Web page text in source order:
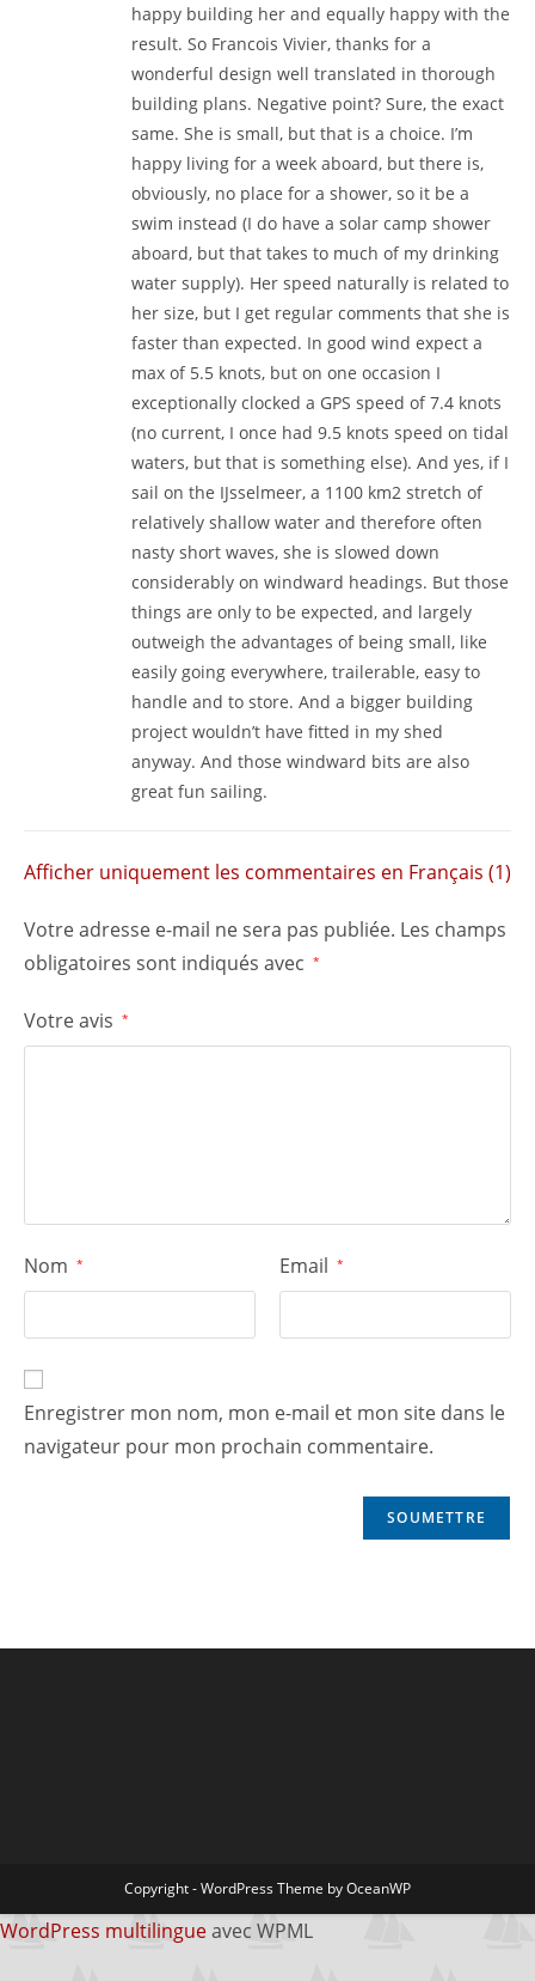
happy building her and equally happy with the
result. So Francois Vivier, thanks for a
wonderful design well translated in thorough
building plans. Negative point? Sure, the exact
same. She is small, but that is a choice. I’m
happy living for a week aboard, but there is,
obviously, no place for a shower, so it be a
swim instead (I do have a solar camp shower
aboard, but that takes to much of my drinking
water supply). Her speed naturally is related to
her size, but I get regular comments that she is
faster than expected. In good wind expect a
max of 5.5 knots, but on one occasion I
exceptionally clocked a GPS speed of 7.4 knots
(no current, I once had 9.5 knots speed on tidal
waters, but that is something else). And yes, if I
sail on the IJsselmeer, a 1100 km2 stretch of
relatively shallow water and therefore often
nasty short waves, she is slowed down
considerably on windward headings. But those
things are only to be expected, and largely
outweigh the advantages of being small, like
easily going everywhere, trailerable, easy to
handle and to store. And a bigger building
project wouldn’t have fitted in my shed
anyway. And those windward bits are also
great fun sailing.
Afficher uniquement les commentaires en Français (1)
Votre adresse e-mail ne sera pas publiée. Les champs
obligatoires sont indiqués avec *
Votre avis *
Nom * Email *
Enregistrer mon nom, mon e-mail et mon site dans le
navigateur pour mon prochain commentaire.
Copyright - WordPress Theme by OceanWP
WordPress multilingueavec WPML